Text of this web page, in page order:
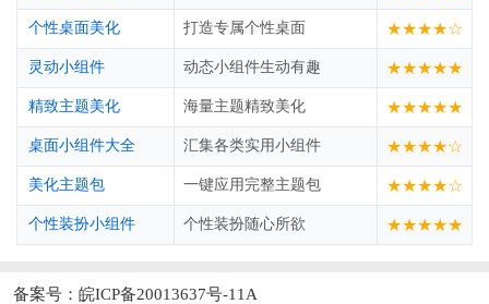
个性桌面美化 打造专属个性桌面 ★★★★☆
灵动小组件 动态小组件生动有趣 ★★★★★
精致主题美化 海量主题精致美化 ★★★★★
桌面小组件大全 汇集各类实用小组件 ★★★★☆
美化主题包 一键应用完整主题包 ★★★★☆
个性装扮小组件 个性装扮随心所欲 ★★★★★
备案号：皖ICP备20013637号-11A